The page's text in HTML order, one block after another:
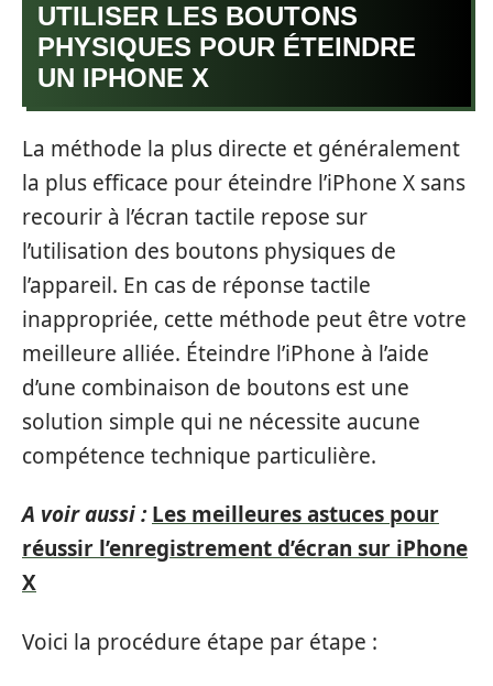
UTILISER LES BOUTONS
PHYSIQUES POUR ÉTEINDRE
UN IPHONE X
La méthode la plus directe et généralement
la plus efficace pour éteindre l’iPhone X sans
recourir à l’écran tactile repose sur
l’utilisation des boutons physiques de
l’appareil. En cas de réponse tactile
inappropriée, cette méthode peut être votre
meilleure alliée. Éteindre l’iPhone à l’aide
d’une combinaison de boutons est une
solution simple qui ne nécessite aucune
compétence technique particulière.
A voir aussi : Les meilleures astuces pour
réussir l’enregistrement d’écran sur iPhone
X
Voici la procédure étape par étape :